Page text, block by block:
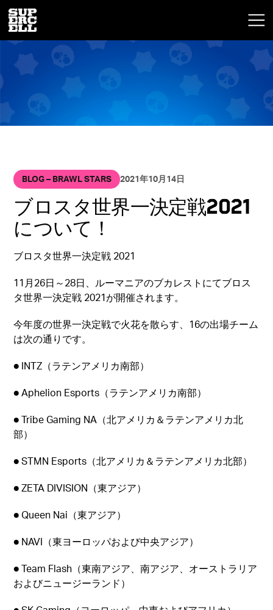
BLOG – BRAWL STARS 2021年10月14日
ブロスタ世界一決定戦2021
について！
ブロスタ世界一決定戦 2021
11月26日～28日、ルーマニアのブカレストにてブロス
タ世界一決定戦 2021が開催されます。
今年度の世界一決定戦で火花を散らす、16の出場チーム
は次の通りです。
● INTZ（ラテンアメリカ南部）
● Aphelion Esports（ラテンアメリカ南部）
● Tribe Gaming NA（北アメリカ＆ラテンアメリカ北
部）
● STMN Esports（北アメリカ＆ラテンアメリカ北部）
● ZETA DIVISION（東アジア）
● Queen Nai（東アジア）
● NAVI（東ヨーロッパおよび中央アジア）
● Team Flash（東南アジア、南アジア、オーストラリア
およびニュージーランド）